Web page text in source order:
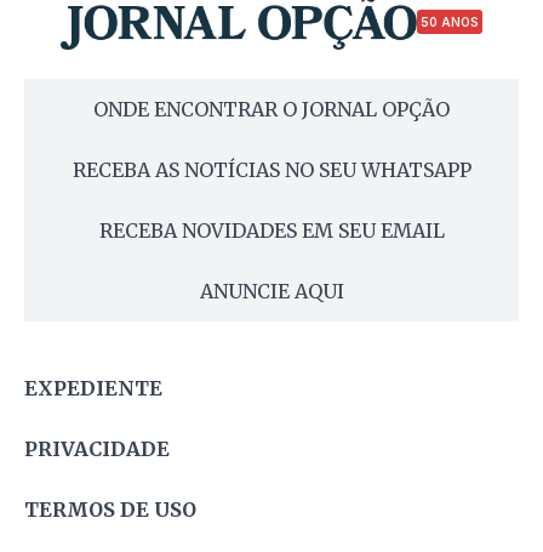
50 ANOS
ONDE ENCONTRAR O JORNAL OPÇÃO
RECEBA AS NOTÍCIAS NO SEU WHATSAPP
RECEBA NOVIDADES EM SEU EMAIL
ANUNCIE AQUI
EXPEDIENTE
PRIVACIDADE
TERMOS DE USO